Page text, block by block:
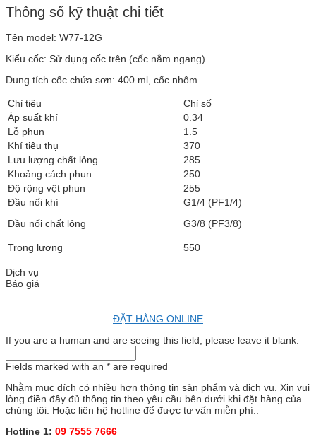
Thông số kỹ thuật chi tiết
Tên model: W77-12G
Kiểu cốc: Sử dụng cốc trên (cốc nằm ngang)
Dung tích cốc chứa sơn: 400 ml, cốc nhôm
Chỉ tiêu
Chỉ số
Áp suất khí
0.34
Lỗ phun
1.5
Khí tiêu thụ
370
Lưu lượng chất lỏng
285
Khoảng cách phun
250
Độ rộng vệt phun
255
Đầu nối khí
Đầu nối chất lỏng
G1/4 (PF1/4)
G3/8 (PF3/8)
Trọng lượng 550
Dịch vụ
Báo giá
ĐẶT HÀNG ONLINE
If you are a human and are seeing this field, please leave it blank.
Fields marked with an * are required
Nhằm mục đích có nhiều hơn thông tin sản phẩm và dịch vụ. Xin vui
lòng điền đầy đủ thông tin theo yêu cầu bên dưới khi đặt hàng của
chúng tôi. Hoặc liên hệ hotline để được tư vấn miễn phí.:
Hotline 1: 09 7555 7666